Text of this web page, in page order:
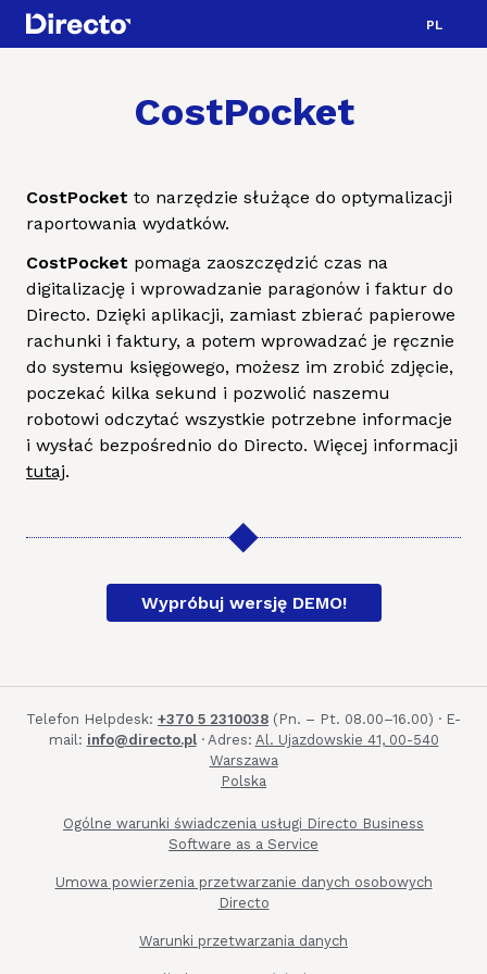
PL
CostPocket
CostPocket to narzędzie służące do optymalizacji
raportowania wydatków.
CostPocket pomaga zaoszczędzić czas na
digitalizację i wprowadzanie paragonów i faktur do
Directo. Dzięki aplikacji, zamiast zbierać papierowe
rachunki i faktury, a potem wprowadzać je ręcznie
do systemu księgowego, możesz im zrobić zdjęcie,
poczekać kilka sekund i pozwolić naszemu
robotowi odczytać wszystkie potrzebne informacje
i wysłać bezpośrednio do Directo. Więcej informacji
tutaj.
◆
Wypróbuj wersję DEMO!
Telefon Helpdesk: +370 5 2310038 (Pn. – Pt. 08.00–16.00) · E-
mail: info@directo.pl ·Adres: Al. Ujazdowskie 41, 00-540
Warszawa
Polska
Ogólne warunki świadczenia usługi Directo Business
Software as a Service
Umowa powierzenia przetwarzanie danych osobowych
Directo
Warunki przetwarzania danych